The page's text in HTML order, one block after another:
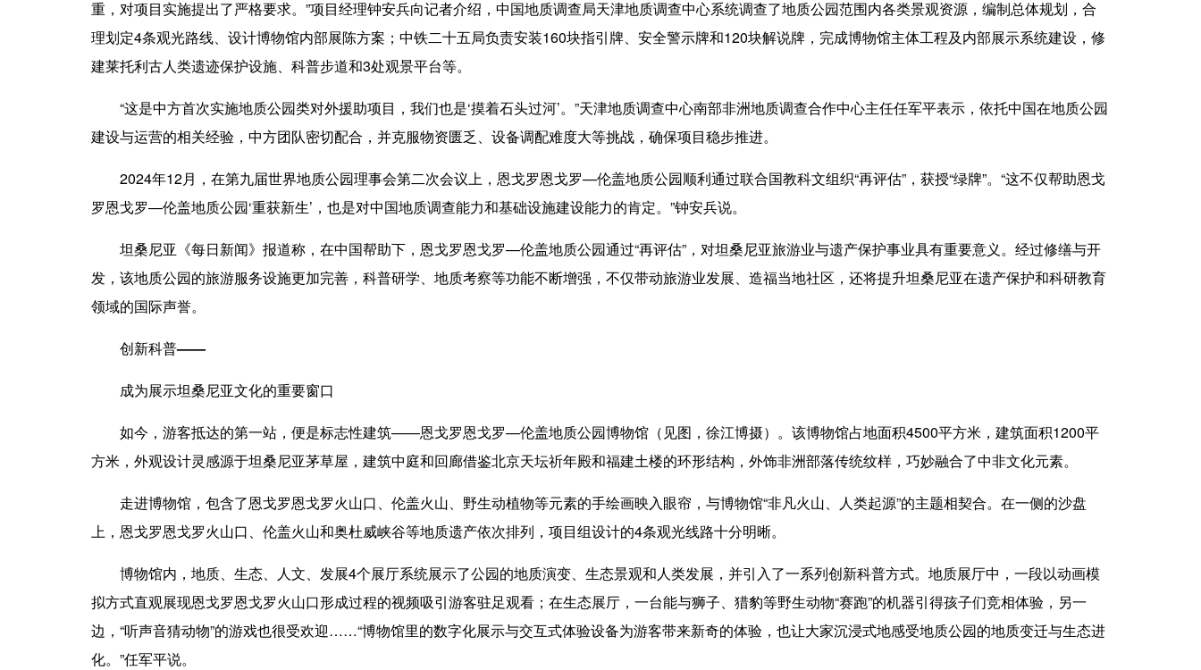
重，对项目实施提出了严格要求。”项目经理钟安兵向记者介绍，中国地质调查局天津地质调查中心系统调查了地质公园范围内各类景观资源，编制总体规划，合
理划定4条观光路线、设计博物馆内部展陈方案；中铁二十五局负责安装160块指引牌、安全警示牌和120块解说牌，完成博物馆主体工程及内部展示系统建设，修
建莱托利古人类遗迹保护设施、科普步道和3处观景平台等。
“这是中方首次实施地质公园类对外援助项目，我们也是‘摸着石头过河’。”天津地质调查中心南部非洲地质调查合作中心主任任军平表示，依托中国在地质公园
建设与运营的相关经验，中方团队密切配合，并克服物资匮乏、设备调配难度大等挑战，确保项目稳步推进。
2024年12月，在第九届世界地质公园理事会第二次会议上，恩戈罗恩戈罗—伦盖地质公园顺利通过联合国教科文组织“再评估”，获授“绿牌”。“这不仅帮助恩戈
罗恩戈罗—伦盖地质公园‘重获新生’，也是对中国地质调查能力和基础设施建设能力的肯定。”钟安兵说。
坦桑尼亚《每日新闻》报道称，在中国帮助下，恩戈罗恩戈罗—伦盖地质公园通过“再评估”，对坦桑尼亚旅游业与遗产保护事业具有重要意义。经过修缮与开
发，该地质公园的旅游服务设施更加完善，科普研学、地质考察等功能不断增强，不仅带动旅游业发展、造福当地社区，还将提升坦桑尼亚在遗产保护和科研教育
领域的国际声誉。
创新科普——
成为展示坦桑尼亚文化的重要窗口
如今，游客抵达的第一站，便是标志性建筑——恩戈罗恩戈罗—伦盖地质公园博物馆（见图，徐江博摄）。该博物馆占地面积4500平方米，建筑面积1200平
方米，外观设计灵感源于坦桑尼亚茅草屋，建筑中庭和回廊借鉴北京天坛祈年殿和福建土楼的环形结构，外饰非洲部落传统纹样，巧妙融合了中非文化元素。
走进博物馆，包含了恩戈罗恩戈罗火山口、伦盖火山、野生动植物等元素的手绘画映入眼帘，与博物馆“非凡火山、人类起源”的主题相契合。在一侧的沙盘
上，恩戈罗恩戈罗火山口、伦盖火山和奥杜威峡谷等地质遗产依次排列，项目组设计的4条观光线路十分明晰。
博物馆内，地质、生态、人文、发展4个展厅系统展示了公园的地质演变、生态景观和人类发展，并引入了一系列创新科普方式。地质展厅中，一段以动画模
拟方式直观展现恩戈罗恩戈罗火山口形成过程的视频吸引游客驻足观看；在生态展厅，一台能与狮子、猎豹等野生动物“赛跑”的机器引得孩子们竞相体验，另一
边，“听声音猜动物”的游戏也很受欢迎……“博物馆里的数字化展示与交互式体验设备为游客带来新奇的体验，也让大家沉浸式地感受地质公园的地质变迁与生态进
化。”任军平说。